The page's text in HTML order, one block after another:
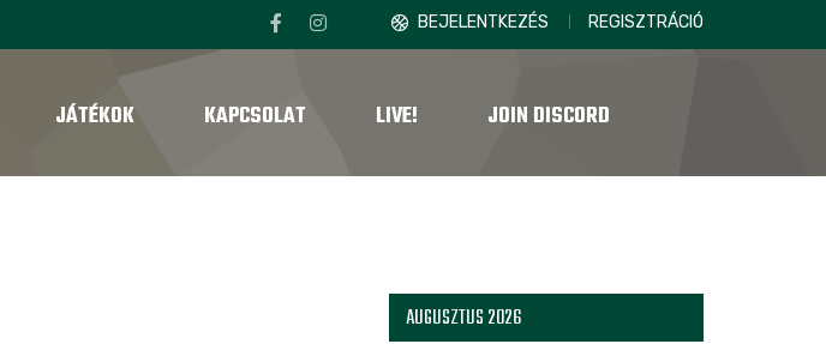
BEJELENTKEZÉS REGISZTRÁCIÓ
JÁTÉKOK KAPCSOLAT LIVE! JOIN DISCORD
AUGUSZTUS 2026